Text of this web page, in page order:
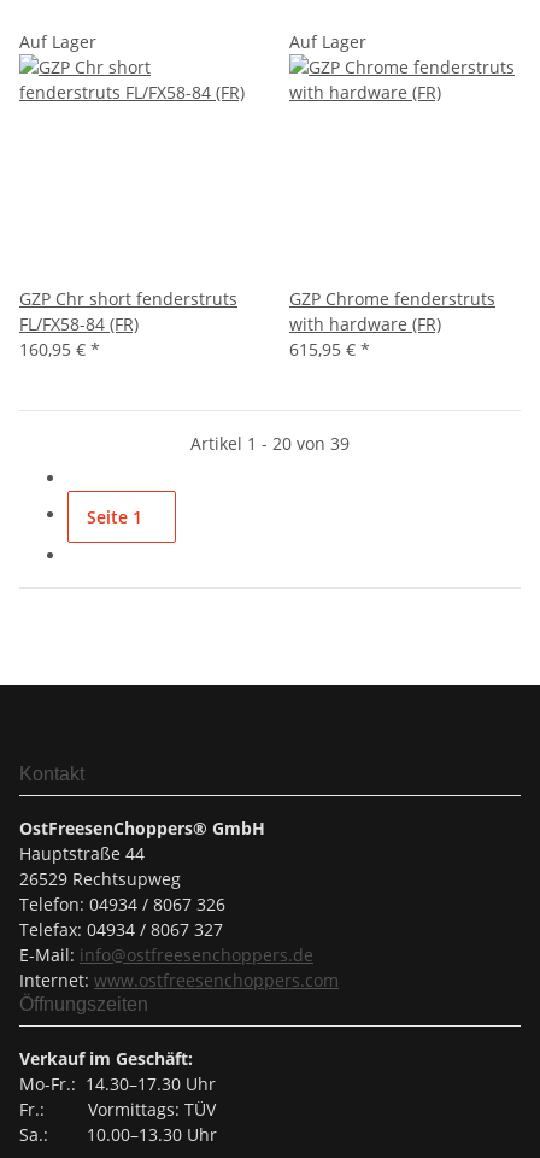
Auf Lager
GZP Chr short fenderstruts
FL/FX58-84 (FR)
160,95 € *
Auf Lager
GZP Chrome fenderstruts
with hardware (FR)
615,95 € *
Artikel 1 - 20 von 39
Seite 1
Kontakt
OstFreesenChoppers® GmbH
Hauptstraße 44
26529 Rechtsupweg
Telefon: 04934 / 8067 326
Telefax: 04934 / 8067 327
E-Mail: info@ostfreesenchoppers.de
Internet: www.ostfreesenchoppers.com
Öffnungszeiten
Verkauf im Geschäft:
Mo-Fr.: 14.30–17.30 Uhr
Fr.: Vormittags: TÜV
Sa.: 10.00–13.30 Uhr